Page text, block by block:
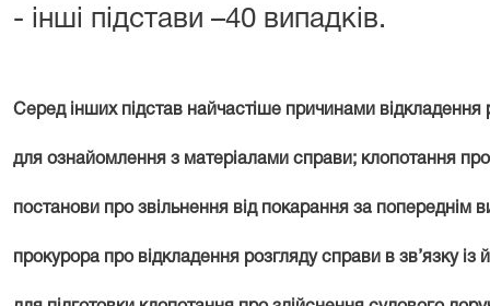
- інші підстави –40 випадків.
Серед інших підстав найчастіше причинами
для ознайомлення з матеріалами справи; клопотання
постанови про звільнення від покарання за попереднім
прокурора про відкладення розгляду справи в зв’язку